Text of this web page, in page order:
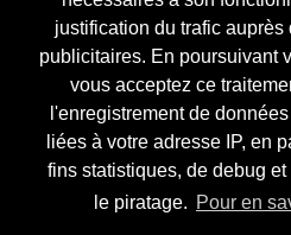
justification du trafic auprès
publicitaires. En poursuivant
vous acceptez ce
l'enregistrement de
liées à votre adresse IP, en
fins statistiques, de debug
le piratage. Pour en
Divers (et d’été)
Annonces
Liens externes
Téléchargement